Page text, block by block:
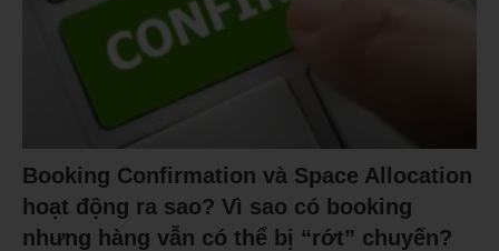
Booking Confirmation và Space Allocation
hoạt động ra sao? Vì sao có booking
nhưng hàng vẫn có thể bị “rớt” chuyến?